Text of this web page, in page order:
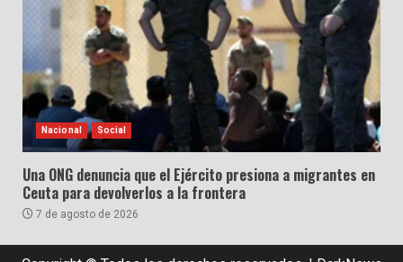
Nacional Social
Una ONG denuncia que el Ejército presiona a migrantes en
Ceuta para devolverlos a la frontera
7 de agosto de 2026